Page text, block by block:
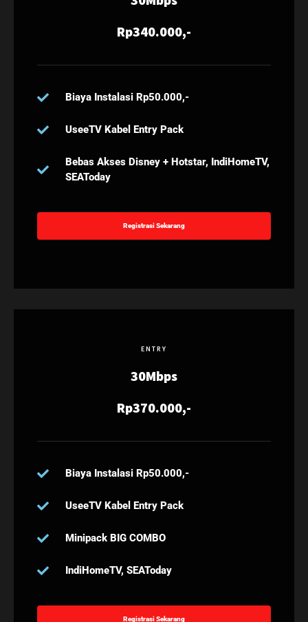
Rp340.000,-
Biaya Instalasi Rp50.000,-
UseeTV Kabel Entry Pack
Bebas Akses Disney + Hotstar, IndiHomeTV,
SEAToday
Registrasi Sekarang
ENTRY
30Mbps
Rp370.000,-
Biaya Instalasi Rp50.000,-
UseeTV Kabel Entry Pack
Minipack BIG COMBO
IndiHomeTV, SEAToday
Registrasi Sekarang